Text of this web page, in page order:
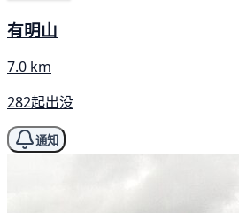
有明山
7.0 km
282起出没
通知